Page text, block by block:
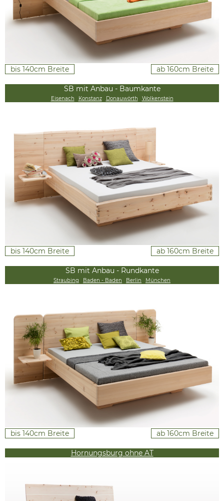
bis 140cm Breite ab 160cm Breite
SB mit Anbau - Baumkante
Eisenach Konstanz Donauwörth Wolkenstein
bis 140cm Breite ab 160cm Breite
SB mit Anbau - Rundkante
Straubing Baden - Baden Berlin München
bis 140cm Breite ab 160cm Breite
Hornungsburg ohne AT